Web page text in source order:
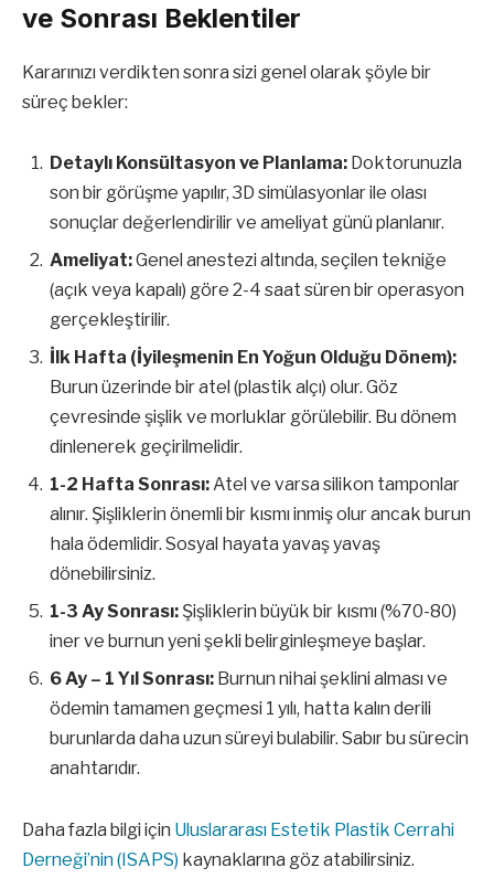
ve Sonrası Beklentiler
Kararınızı verdikten sonra sizi genel olarak şöyle bir
süreç bekler:
Detaylı Konsültasyon ve Planlama: Doktorunuzla
son bir görüşme yapılır, 3D simülasyonlar ile olası
sonuçlar değerlendirilir ve ameliyat günü planlanır.
Ameliyat:Genel anestezi altında, seçilen tekniğe
(açık veya kapalı) göre 2-4 saat süren bir operasyon
gerçekleştirilir.
İlk Hafta (İyileşmenin En Yoğun Olduğu Dönem):
Burun üzerinde bir atel (plastik alçı) olur. Göz
çevresinde şişlik ve morluklar görülebilir. Bu dönem
dinlenerek geçirilmelidir.
1-2 Hafta Sonrası:Atel ve varsa silikon tamponlar
alınır. Şişliklerin önemli bir kısmı inmiş olur ancak burun
hala ödemlidir. Sosyal hayata yavaş yavaş
dönebilirsiniz.
1-3 Ay Sonrası: Şişliklerin büyük bir kısmı (%70-80)
iner ve burnun yeni şekli belirginleşmeye başlar.
6 Ay – 1 Yıl Sonrası: Burnun nihai şeklini alması ve
ödemin tamamen geçmesi 1 yılı, hatta kalın derili
burunlarda daha uzun süreyi bulabilir. Sabır bu sürecin
anahtarıdır.
Daha fazla bilgi için Uluslararası Estetik Plastik Cerrahi
Derneği’nin (ISAPS) kaynaklarına göz atabilirsiniz.